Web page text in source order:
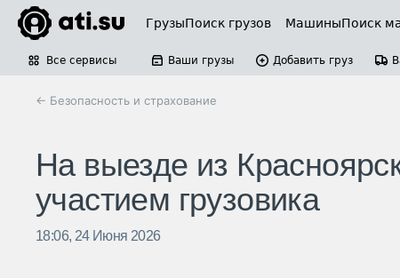
ГрузыПоиск грузов МашиныПоиск
Все сервисы Ваши грузы Добавить груз
← Безопасность и страхование
На выезде из
участием грузовика
18:06, 24 Июня 2026